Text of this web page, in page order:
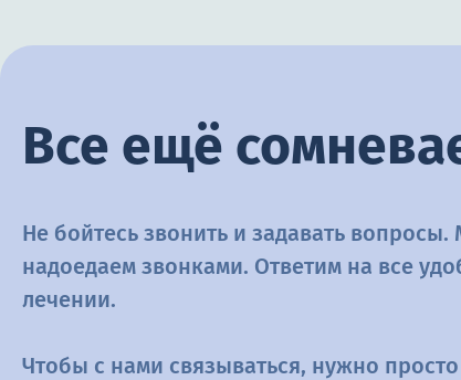
Все ещё
Не бойтесь звонить и задавать
надоедаем звонками. Ответим на все
лечении.
Чтобы с нами связываться, нужно